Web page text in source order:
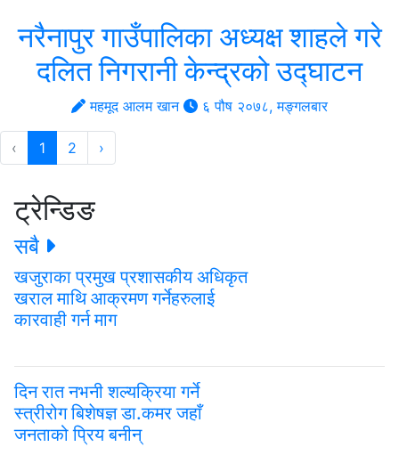
नरैनापुर गाउँपालिका अध्यक्ष शाहले गरे
दलित निगरानी केन्द्रको उद्घाटन
महमूद आलम खान ६ पौष २०७८, मङ्गलबार
‹ 1 2 ›
ट्रेन्डिङ
सबै
खजुराका प्रमुख प्रशासकीय अधिकृत
खराल माथि आक्रमण गर्नेहरुलाई
कारवाही गर्न माग
दिन रात नभनी शल्यक्रिया गर्ने
स्त्रीरोग बिशेषज्ञ डा.कमर जहाँ
जनताको प्रिय बनीन्